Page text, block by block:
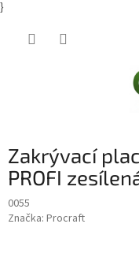
}
Zakrývací
PROFI
0055
Značka: Procraft